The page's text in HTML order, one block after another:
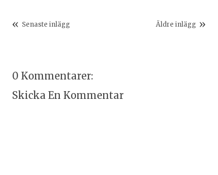
Senaste inlägg Äldre inlägg
0 Kommentarer:
Skicka En Kommentar